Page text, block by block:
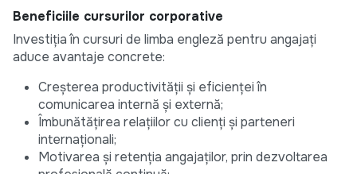
Beneficiile cursurilor corporative
Investiția în cursuri de limba engleză pentru angajați
aduce avantaje concrete:
Creșterea productivității și eficienței în
comunicarea internă și externă;
Îmbunătățirea relațiilor cu clienți și parteneri
internaționali;
Motivarea și retenția angajaților, prin dezvoltarea